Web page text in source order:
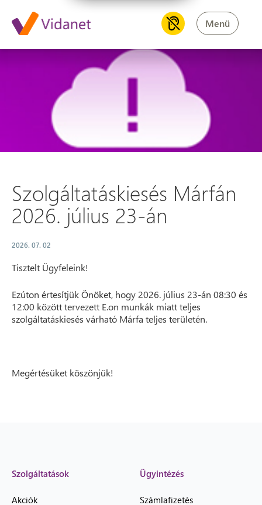
Menü
Szolgáltatáskiesés Márfán
Szolgáltatáskiesés Márfán
2026. július 23-án
2026. 07. 02
Tisztelt Ügyfeleink!
Ezúton értesítjük Önöket, hogy 2026. július 23-án 08:30 és
12:00 között tervezett E.on munkák miatt teljes
szolgáltatáskiesés várható Márfa teljes területén.
Megértésüket köszönjük!
Szolgáltatások
Akciók
Ügyintézés
Számlafizetés